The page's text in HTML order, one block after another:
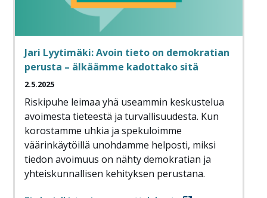
Jari Lyytimäki: Avoin tieto on demokratian
perusta – älkäämme kadottako sitä
2.5.2025
Riskipuhe leimaa yhä useammin keskustelua
avoimesta tieteestä ja turvallisuudesta. Kun
korostamme uhkia ja spekuloimme
väärinkäytöillä unohdamme helposti, miksi
tiedon avoimuus on nähty demokratian ja
yhteiskunnallisen kehityksen perustana.